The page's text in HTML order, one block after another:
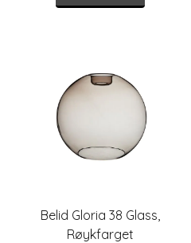
Belid Gloria 38 Glass,
Røykfarget